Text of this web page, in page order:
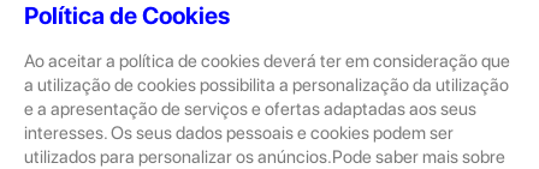
Política de Cookies
Ao aceitar a política de cookies deverá ter em consideração que
a utilização de cookies possibilita a personalização da utilização
e a apresentação de serviços e ofertas adaptadas aos seus
interesses. Os seus dados pessoais e cookies podem ser
utilizados para personalizar os anúncios.Pode saber mais sobre
Sobre
A GeekStore é a tua loja de produtos seminovos e novos Apple.
Tratam-se de dispositivos com pouco uso, exposição de loja ou
Novos.